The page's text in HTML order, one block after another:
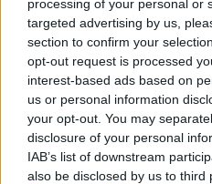
processing of your personal or
targeted advertising by us,
section to confirm your
opt-out request is processed
interest-based ads based on
us or personal information
your opt-out. You may
disclosure of your personal
IAB’s list of downstream
also be disclosed by us to third